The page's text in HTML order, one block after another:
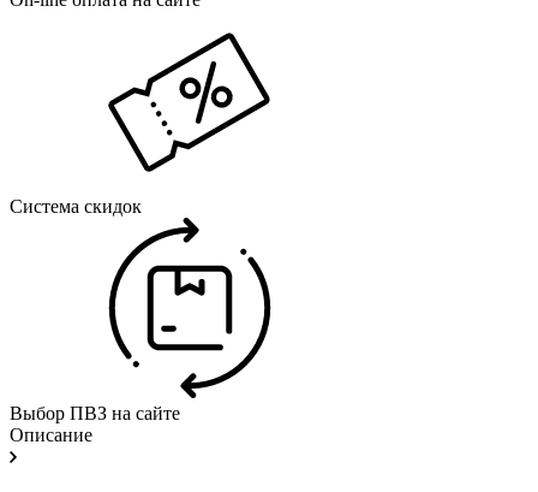
Система скидок
Выбор ПВЗ на сайте
Описание